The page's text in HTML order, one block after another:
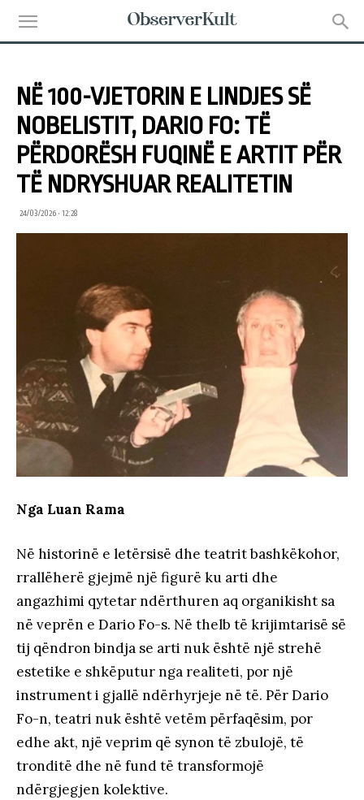
NË 100-VJETORIN E LINDJES SË
NOBELISTIT, DARIO FO: TË
PËRDORËSH FUQINË E ARTIT PËR
TË NDRYSHUAR REALITETIN
24/03/2026 • 12:28
Nga Luan Rama
Në historinë e letërsisë dhe teatrit bashkëkohor,
rrallëherë gjejmë një figurë ku arti dhe
angazhimi qytetar ndërthuren aq organikisht sa
në veprën e Dario Fo-s. Në thelb të krijimtarisë së
tij qëndron bindja se arti nuk është një strehë
estetike e shkëputur nga realiteti, por një
instrument i gjallë ndërhyrjeje në të. Për Dario
Fo-n, teatri nuk është vetëm përfaqësim, por
edhe akt, një veprim që synon të zbulojë, të
tronditë dhe në fund të transformojë
ndërgjegjen kolektive.